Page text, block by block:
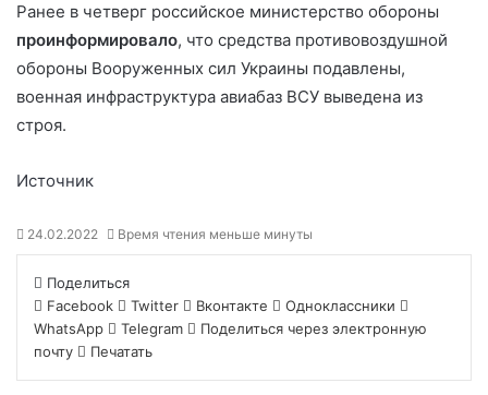
Ранее в четверг российское министерство обороны
проинформировало, что средства противовоздушной
обороны Вооруженных сил Украины подавлены,
военная инфраструктура авиабаз ВСУ выведена из
строя.
Источник
24.02.2022 Время чтения меньше минуты
Поделиться
Facebook
Twitter Вконтакте
Одноклассники
WhatsApp
Telegram
Поделиться через электронную
почту
Печатать